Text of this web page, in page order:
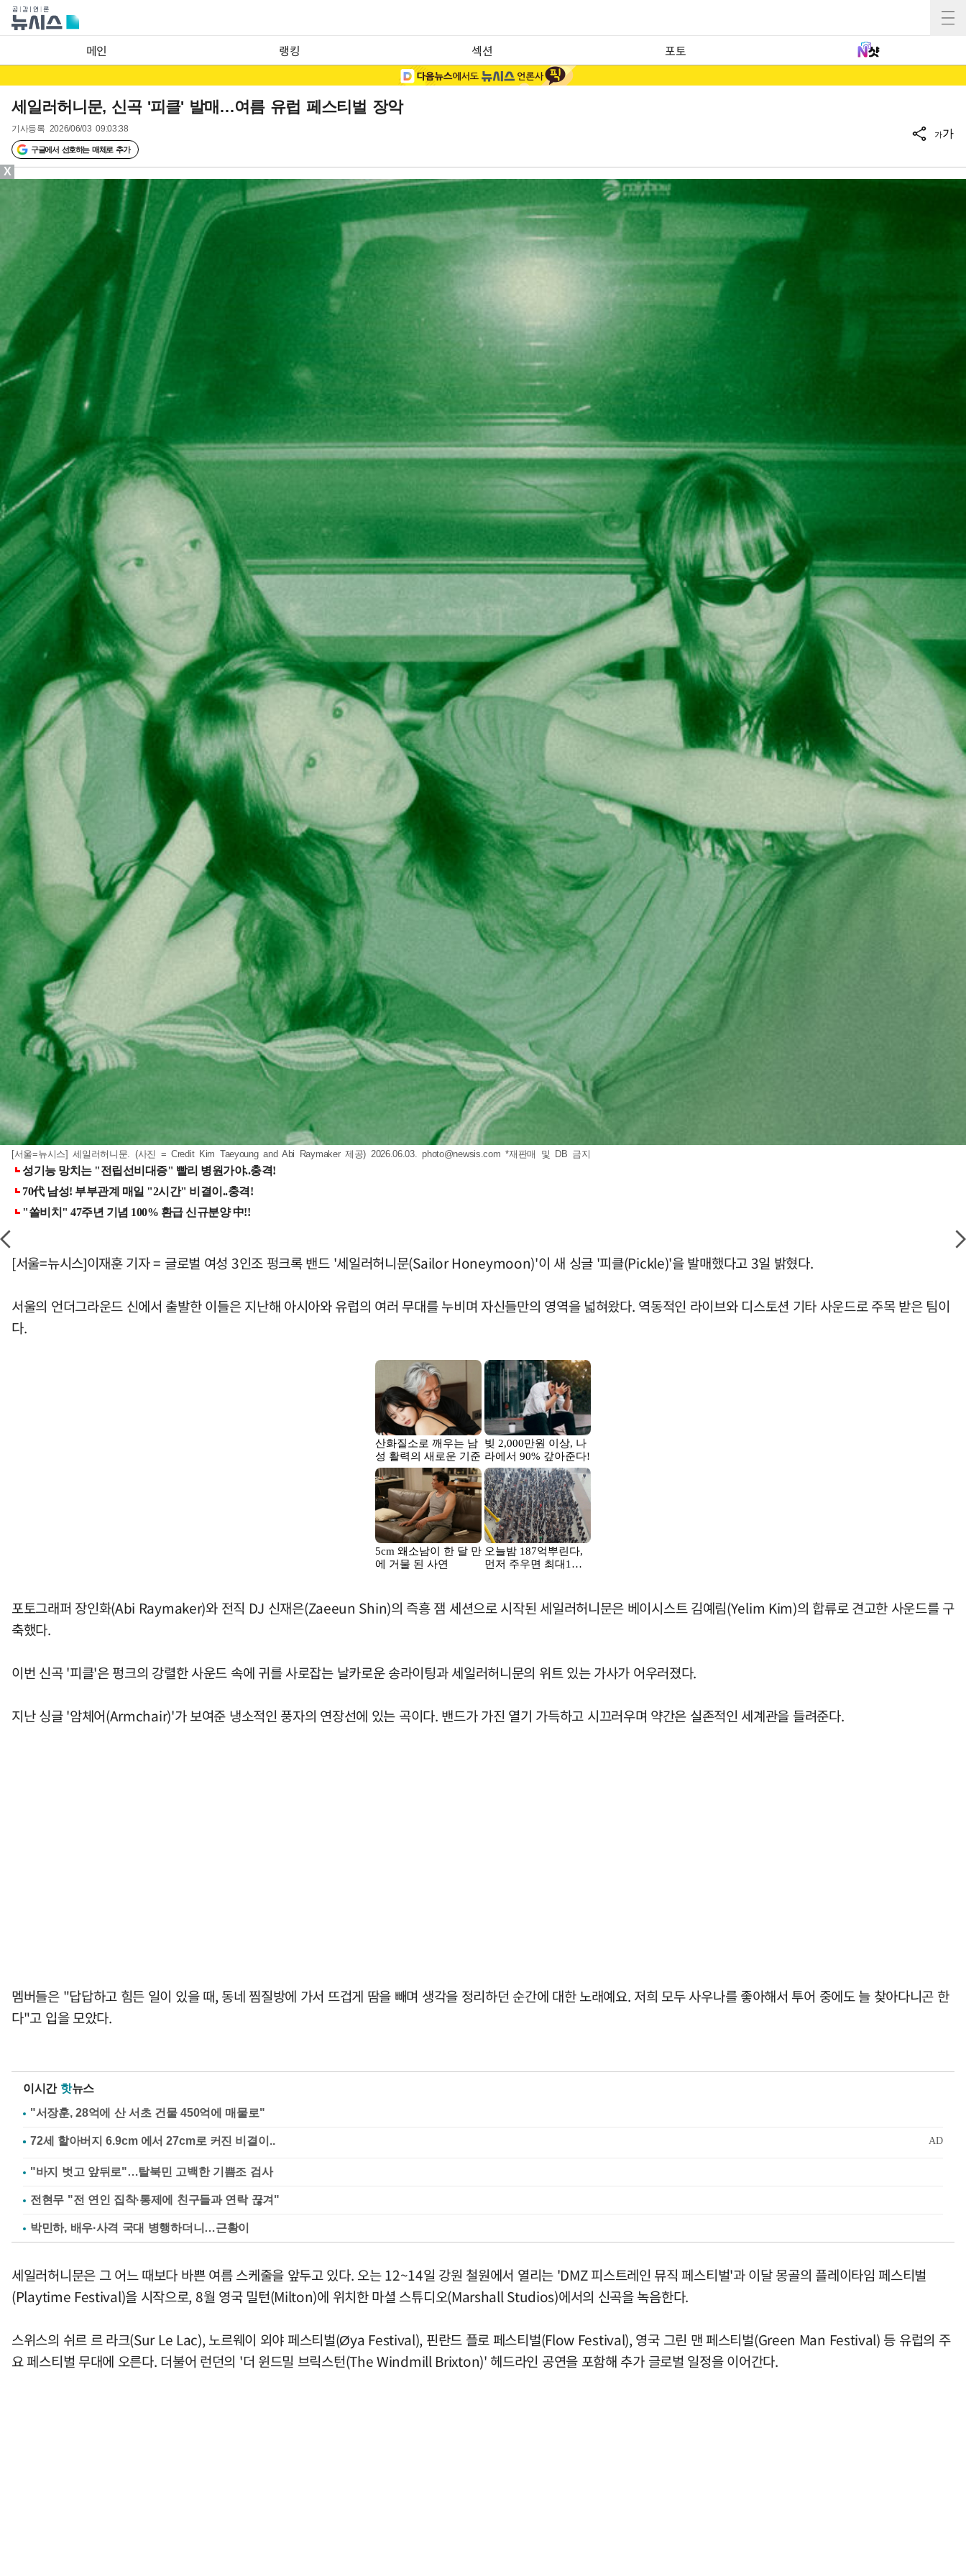
메인 랭킹 섹션 포토
세일러허니문, 신곡 '피클' 발매…여름 유럽 페스티벌 장악
기사등록 2026/06/03 09:03:38
구글에서 선호하는 매체로 추가
가가
[서울=뉴시스] 세일러허니문. (사진 = Credit Kim Taeyoung and Abi Raymaker 제공) 2026.06.03.photo@newsis.com *재판매 및 DB 금지
[서울=뉴시스]이재훈 기자 = 글로벌 여성 3인조 펑크록 밴드 '세일러허니문(Sailor Honeymoon)'이 새 싱글 '피클(Pickle)'을 발매했다고 3일 밝혔다.
서울의 언더그라운드 신에서 출발한 이들은 지난해 아시아와 유럽의 여러 무대를 누비며 자신들만의 영역을 넓혀왔다. 역동적인 라이브와 디스토션 기타 사운드로 주목 받은 팀이
다.
포토그래퍼 장인화(Abi Raymaker)와 전직 DJ 신재은(Zaeeun Shin)의 즉흥 잼 세션으로 시작된 세일러허니문은 베이시스트 김예림(Yelim Kim)의 합류로 견고한 사운드를 구
축했다.
이번 신곡 '피클'은 펑크의 강렬한 사운드 속에 귀를 사로잡는 날카로운 송라이팅과 세일러허니문의 위트 있는 가사가 어우러졌다.
지난 싱글 '암체어(Armchair)'가 보여준 냉소적인 풍자의 연장선에 있는 곡이다. 밴드가 가진 열기 가득하고 시끄러우며 약간은 실존적인 세계관을 들려준다.
멤버들은 "답답하고 힘든 일이 있을 때, 동네 찜질방에 가서 뜨겁게 땀을 빼며 생각을 정리하던 순간에 대한 노래예요. 저희 모두 사우나를 좋아해서 투어 중에도 늘 찾아다니곤 한
다"고 입을 모았다.
이시간 핫뉴스
"서장훈, 28억에 산 서초 건물 450억에 매물로"
"바지 벗고 앞뒤로"…탈북민 고백한 기쁨조 검사
전현무 "전 연인 집착·통제에 친구들과 연락 끊겨"
박민하, 배우·사격 국대 병행하더니…근황이
세일러허니문은 그 어느 때보다 바쁜 여름 스케줄을 앞두고 있다. 오는 12~14일 강원 철원에서 열리는 'DMZ 피스트레인 뮤직 페스티벌'과 이달 몽골의 플레이타임 페스티벌
(Playtime Festival)을 시작으로, 8월 영국 밀턴(Milton)에 위치한 마셜 스튜디오(Marshall Studios)에서의 신곡을 녹음한다.
스위스의 쉬르 르 라크(Sur Le Lac), 노르웨이 외야 페스티벌(Øya Festival), 핀란드 플로 페스티벌(Flow Festival), 영국 그린 맨 페스티벌(Green Man Festival) 등 유럽의 주
요 페스티벌 무대에 오른다. 더불어 런던의 '더 윈드밀 브릭스턴(The Windmill Brixton)' 헤드라인 공연을 포함해 추가 글로벌 일정을 이어간다.
X